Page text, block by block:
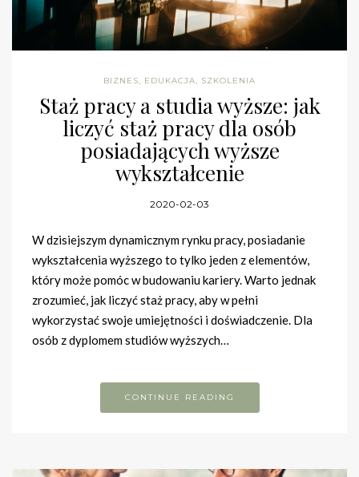
BIZNES, EDUKACJA, SZKOLENIA
Staż pracy a studia wyższe: jak
liczyć staż pracy dla osób
posiadających wyższe
wykształcenie
2020-02-03
W dzisiejszym dynamicznym rynku pracy, posiadanie
wykształcenia wyższego to tylko jeden z elementów,
który może pomóc w budowaniu kariery. Warto jednak
zrozumieć, jak liczyć staż pracy, aby w pełni
wykorzystać swoje umiejętności i doświadczenie. Dla
osób z dyplomem studiów wyższych…
CONTINUE READING